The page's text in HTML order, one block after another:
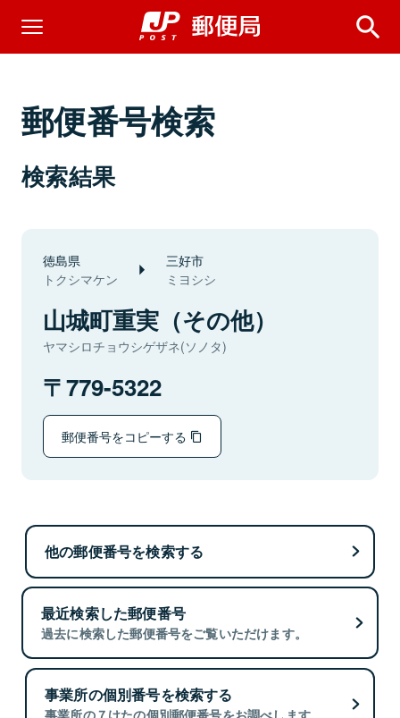
郵便番号検索
検索結果
徳島県
トクシマケン
三好市
ミヨシシ
山城町重実（その他）
ヤマシロチョウシゲザネ(ソノタ)
779-5322
郵便番号をコピーする
他の郵便番号を検索する
最近検索した郵便番号
過去に検索した郵便番号をご覧いただけます。
事業所の個別番号を検索する
事業所の７けたの個別郵便番号をお調べします。